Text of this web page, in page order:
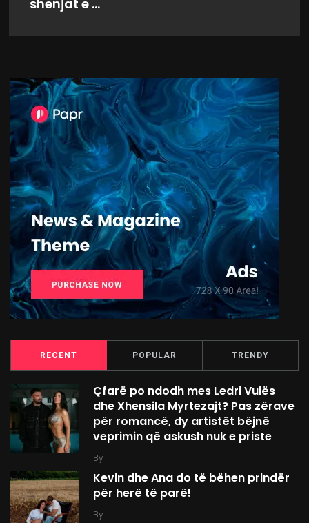
shenjat e ...
RECENT POPULAR TRENDY
Çfarë po ndodh mes Ledri Vulës
dhe Xhensila Myrtezajt? Pas zërave
për romancë, dy artistët bëjnë
veprimin që askush nuk e priste
By
Kevin dhe Ana do të bëhen prindër
për herë të parë!
By